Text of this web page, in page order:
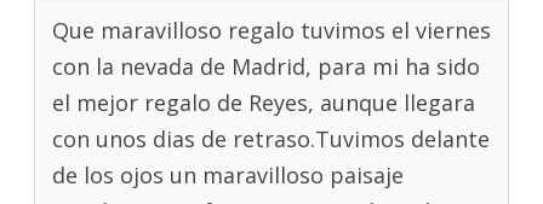
Que maravilloso regalo tuvimos el viernes
con la nevada de Madrid, para mi ha sido
el mejor regalo de Reyes, aunque llegara
con unos dias de retraso.Tuvimos delante
de los ojos un maravilloso paisaje